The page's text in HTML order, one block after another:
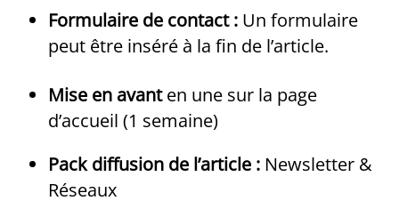
Formulaire de contact : Un formulaire
peut être inséré à la fin de l’article.
Mise en avanten une sur la page
d’accueil (1 semaine)
Pack diffusion de l’article : Newsletter &
Réseaux